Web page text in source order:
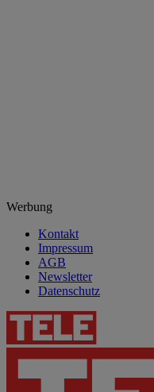
Werbung
Kontakt
Impressum
AGB
Newsletter
Datenschutz